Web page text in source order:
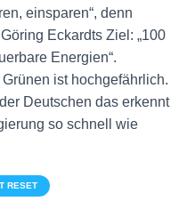
einsparen“, denn
Eckardts Ziel: „100
Energien“.
ist hochgefährlich.
Deutschen das erkennt
so schnell wie
RESET